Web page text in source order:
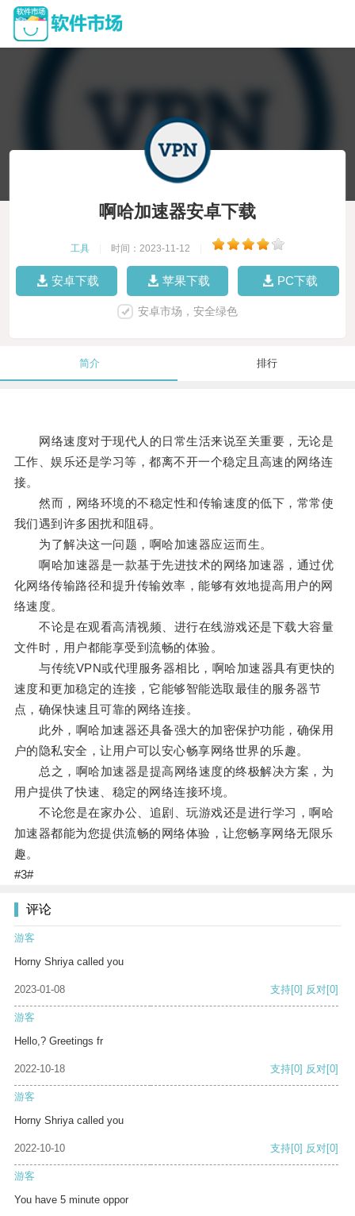
啊哈加速器安卓下载
工具 时间：2023-11-12
安卓下载 苹果下载 PC下载
安卓市场，安全绿色
简介 排行
网络速度对于现代人的日常生活来说至关重要，无论是
工作、娱乐还是学习等，都离不开一个稳定且高速的网络连
接。
然而，网络环境的不稳定性和传输速度的低下，常常使
我们遇到许多困扰和阻碍。
为了解决这一问题，啊哈加速器应运而生。
啊哈加速器是一款基于先进技术的网络加速器，通过优
化网络传输路径和提升传输效率，能够有效地提高用户的网
络速度。
不论是在观看高清视频、进行在线游戏还是下载大容量
文件时，用户都能享受到流畅的体验。
与传统VPN或代理服务器相比，啊哈加速器具有更快的
速度和更加稳定的连接，它能够智能选取最佳的服务器节
点，确保快速且可靠的网络连接。
此外，啊哈加速器还具备强大的加密保护功能，确保用
户的隐私安全，让用户可以安心畅享网络世界的乐趣。
总之，啊哈加速器是提高网络速度的终极解决方案，为
用户提供了快速、稳定的网络连接环境。
不论您是在家办公、追剧、玩游戏还是进行学习，啊哈
加速器都能为您提供流畅的网络体验，让您畅享网络无限乐
趣。
#3#
评论
游客
Horny Shriya called you
2023-01-08 支持[0] 反对[0]
游客
Hello,? Greetings fr
2022-10-18 支持[0] 反对[0]
游客
Horny Shriya called you
2022-10-10 支持[0] 反对[0]
游客
You have 5 minute oppor